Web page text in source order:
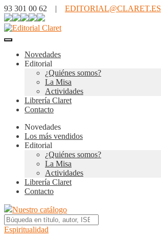
93 301 00 62 | EDITORIAL@CLARET.ES
Novedades
Editorial
¿Quiénes somos?
La Misa
Actividades
Librería Claret
Contacto
Novedades
Los más vendidos
Editorial
¿Quiénes somos?
La Misa
Actividades
Librería Claret
Contacto
Nuestro catálogo
Espiritualidad